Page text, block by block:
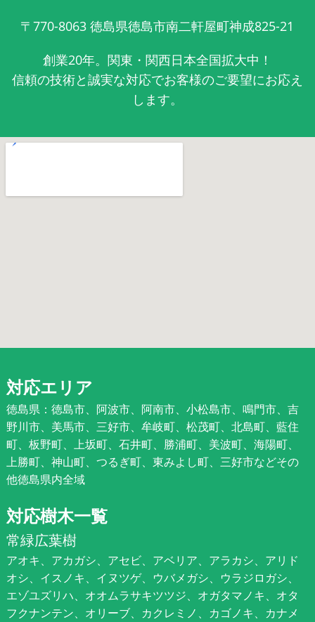
〒770-8063 徳島県徳島市南二軒屋町神成825-21
創業20年。関東・関西日本全国拡大中！
信頼の技術と誠実な対応でお客様のご要望にお応え
します。
対応エリア
徳島県：徳島市、阿波市、阿南市、小松島市、鳴門市、吉
野川市、美馬市、三好市、牟岐町、松茂町、北島町、藍住
町、板野町、上坂町、石井町、勝浦町、美波町、海陽町、
上勝町、神山町、つるぎ町、東みよし町、三好市などその
他徳島県内全域
対応樹木一覧
常緑広葉樹
アオキ、アカガシ、アセビ、アベリア、アラカシ、アリド
オシ、イスノキ、イヌツゲ、ウバメガシ、ウラジロガシ、
エゾユズリハ、オオムラサキツツジ、オガタマノキ、オタ
フクナンテン、オリーブ、カクレミノ、カゴノキ、カナメ